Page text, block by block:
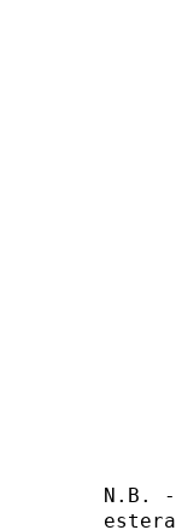
N.B.